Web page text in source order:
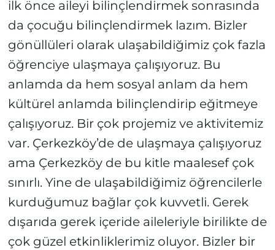
ilk önce aileyi bilinçlendirmek sonrasında
da çocuğu bilinçlendirmek lazım. Bizler
gönüllüleri olarak ulaşabildiğimiz çok fazla
öğrenciye ulaşmaya çalışıyoruz. Bu
anlamda da hem sosyal anlam da hem
kültürel anlamda bilinçlendirip eğitmeye
çalışıyoruz. Bir çok projemiz ve aktivitemiz
var. Çerkezköy’de de ulaşmaya çalışıyoruz
ama Çerkezköy de bu kitle maalesef çok
sınırlı. Yine de ulaşabildiğimiz öğrencilerle
kurduğumuz bağlar çok kuvvetli. Gerek
dışarıda gerek içeride aileleriyle birilikte de
çok güzel etkinliklerimiz oluyor. Bizler bir